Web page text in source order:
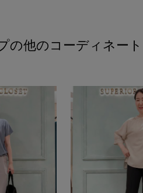
の他のコーディネート